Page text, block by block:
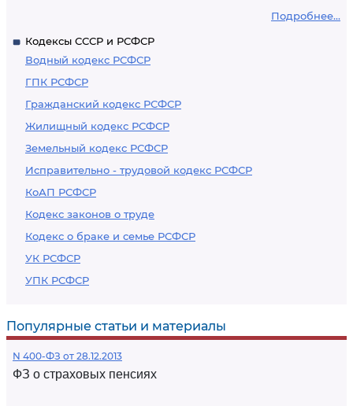
Подробнее...
Кодексы СССР и РСФСР
Водный кодекс РСФСР
ГПК РСФСР
Гражданский кодекс РСФСР
Жилищный кодекс РСФСР
Земельный кодекс РСФСР
Исправительно - трудовой кодекс РСФСР
КоАП РСФСР
Кодекс законов о труде
Кодекс о браке и семье РСФСР
УК РСФСР
УПК РСФСР
Популярные статьи и материалы
N 400-ФЗ от 28.12.2013
ФЗ о страховых пенсиях